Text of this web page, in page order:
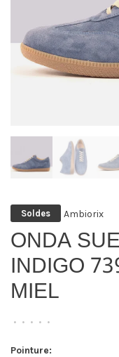
Soldes Ambiorix
ONDA
INDIGO
MIEL
• • • • •
Pointure: